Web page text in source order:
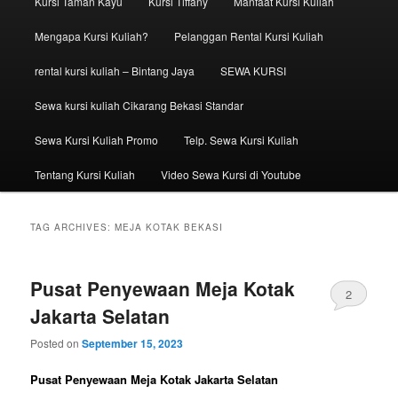
Mengapa Kursi Kuliah? Pelanggan Rental Kursi Kuliah
rental kursi kuliah – Bintang Jaya SEWA KURSI
Sewa kursi kuliah Cikarang Bekasi Standar
Sewa Kursi Kuliah Promo Telp. Sewa Kursi Kuliah
Tentang Kursi Kuliah Video Sewa Kursi di Youtube
TAG ARCHIVES:MEJA KOTAK BEKASI
Pusat Penyewaan Meja Kotak
Jakarta Selatan
Posted onSeptember 15, 2023
2
Pusat Penyewaan Meja Kotak Jakarta Selatan